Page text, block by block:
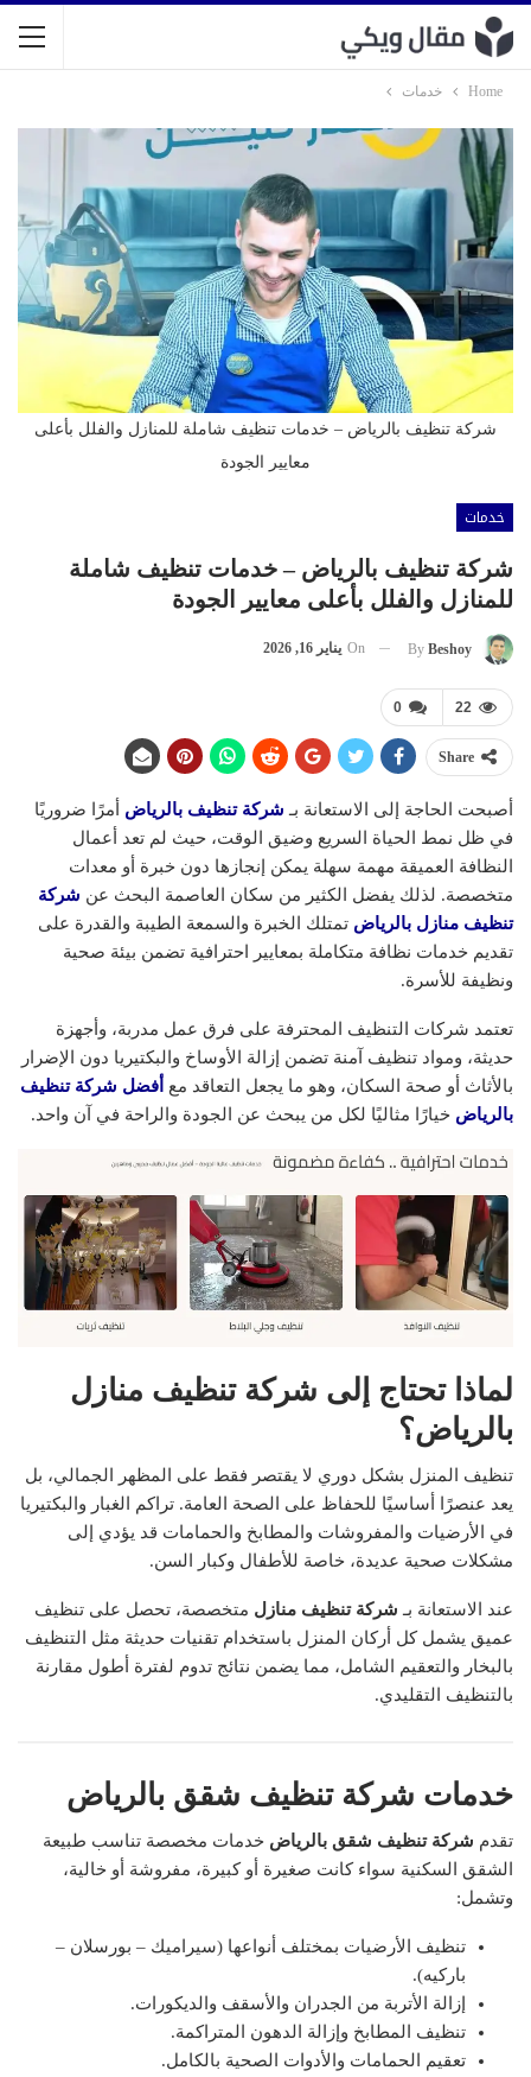
Home خدمات
شركة تنظيف بالرياض – خدمات تنظيف شاملة للمنازل والفلل بأعلى
معايير الجودة
خدمات
شركة تنظيف بالرياض – خدمات تنظيف شاملة
للمنازل والفلل بأعلى معايير الجودة
By Beshoy
On يناير 16, 2026
0 22
Share
أصبحت الحاجة إلى الاستعانة بـ شركة تنظيف بالرياض أمرًا ضروريًا
في ظل نمط الحياة السريع وضيق الوقت، حيث لم تعد أعمال
النظافة العميقة مهمة سهلة يمكن إنجازها دون خبرة أو معدات
متخصصة. لذلك يفضل الكثير من سكان العاصمة البحث عن شركة
تنظيف منازل بالرياض تمتلك الخبرة والسمعة الطيبة والقدرة على
تقديم خدمات نظافة متكاملة بمعايير احترافية تضمن بيئة صحية
ونظيفة للأسرة.
تعتمد شركات التنظيف المحترفة على فرق عمل مدربة، وأجهزة
حديثة، ومواد تنظيف آمنة تضمن إزالة الأوساخ والبكتيريا دون الإضرار
بالأثاث أو صحة السكان، وهو ما يجعل التعاقد مع أفضل شركة تنظيف
بالرياض خيارًا مثاليًا لكل من يبحث عن الجودة والراحة في آن واحد.
لماذا تحتاج إلى شركة تنظيف منازل
بالرياض؟
تنظيف المنزل بشكل دوري لا يقتصر فقط على المظهر الجمالي، بل
يعد عنصرًا أساسيًا للحفاظ على الصحة العامة. تراكم الغبار والبكتيريا
في الأرضيات والمفروشات والمطابخ والحمامات قد يؤدي إلى
مشكلات صحية عديدة، خاصة للأطفال وكبار السن.
عند الاستعانة بـ شركة تنظيف منازل متخصصة، تحصل على تنظيف
عميق يشمل كل أركان المنزل باستخدام تقنيات حديثة مثل التنظيف
بالبخار والتعقيم الشامل، مما يضمن نتائج تدوم لفترة أطول مقارنة
بالتنظيف التقليدي.
خدمات شركة تنظيف شقق بالرياض
تقدم شركة تنظيف شقق بالرياض خدمات مخصصة تناسب طبيعة
الشقق السكنية سواء كانت صغيرة أو كبيرة، مفروشة أو خالية،
وتشمل:
تنظيف الأرضيات بمختلف أنواعها (سيراميك – بورسلان –
باركيه).
إزالة الأتربة من الجدران والأسقف والديكورات.
تنظيف المطابخ وإزالة الدهون المتراكمة.
تعقيم الحمامات والأدوات الصحية بالكامل.